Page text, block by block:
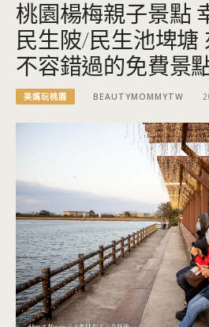
桃園楊梅親子景點
民生陂/民生池埤塘
不容錯過的免費景
美媽玩桃園 BEAUTYMOMMYTW